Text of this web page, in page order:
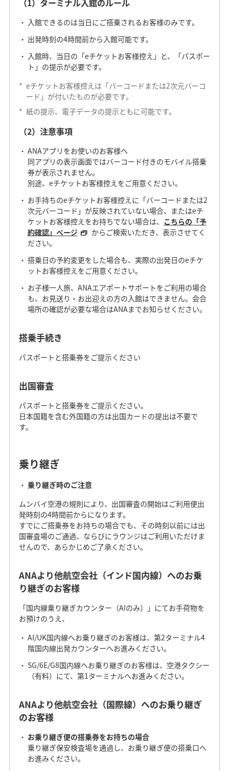
（1）ターミナル入館のルール
入館できるのは当日にご搭乗されるお客様のみです。
出発時刻の4時間前から入館可能です。
入館時、当日の「eチケットお客様控え」と、「パスポー
ト」の提示が必要です。
* eチケットお客様控えは「バーコードまたは2次元バーコ
ード」が付いたものが必要です。
* 紙の提示、電子データの提示ともに可能です。
（2）注意事項
ANAアプリをお使いのお客様へ
同アプリの表示画面ではバーコード付きのモバイル搭乗
券が表示されません。
別途、eチケットお客様控えをご用意ください。
お手持ちのeチケットお客様控えに「バーコードまたは2
次元バーコード」が反映されていない場合、またはeチ
ケットお客様控えをお持ちでない場合は、 こちらの「予
約確認」ページ
からご検索いただき、表示させてく
ださい。
搭乗日の予約変更をした場合も、実際の出発日のeチケ
ットお客様控えをご用意ください。
お子様一人旅、ANAエアポートサポートをご利用の場合
も、お見送り・お出迎えの方の入館はできません。会合
場所の確認が必要な場合はANAまでお知らせください。
搭乗手続き
パスポートと搭乗券をご提示ください
出国審査
パスポートと搭乗券をご提示ください。
日本国籍を含む外国籍の方は出国カードの提出は不要で
す。
乗り継ぎ
乗り継ぎ時のご注意
ムンバイ空港の規則により、出国審査の開始はご利用便出
発時刻の4時間前からになります。
すでにご搭乗券をお持ちの場合でも、その時刻以前には出
国審査場のご通過、ならびにラウンジはご利用いただけま
せんので、あらかじめご了承ください。
ANAより他航空会社（インド国内線）へのお乗
り継ぎのお客様
「国内線乗り継ぎカウンター（AIのみ）」にてお手荷物を
お預けのうえ、
AI/UK国内線へお乗り継ぎのお客様は、第2ターミナル4
階国内線出発カウンターへお進みください。
SG/6E/G8国内線へお乗り継ぎのお客様は、空港タクシー
（有料）にて、第1ターミナルへお進みください。
ANAより他航空会社（国際線）へのお乗り継ぎ
のお客様
お乗り継ぎ便の搭乗券をお持ちの場合
乗り継ぎ保安検査場を通過し、お乗り継ぎ便の搭乗口へ
お進みください。